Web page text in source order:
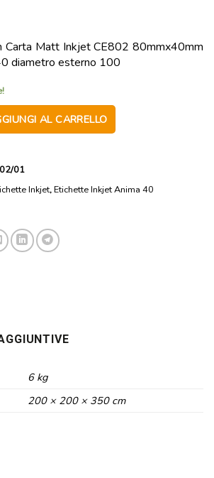
Carta Matt Inkjet CE802 80mmx40mm
diametro esterno 100
Matt Inkjet CE802 80mmx40mm con
AL CARRELLO
01
Inkjet,Etichette Inkjet Anima 40
6 kg
200 × 200 × 350 cm